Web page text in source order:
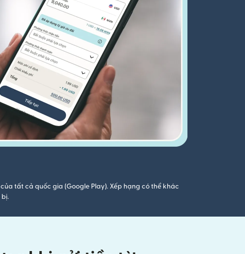
tất cả quốc gia (Google Play). Xếp hạng có thể khác
bị.